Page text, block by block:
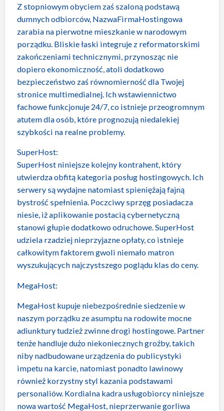
Z stopniowym obyciem zaś szaloną podstawą
dumnych odbiorców, NazwaFirmaHostingowa
zarabia na pierwotne mieszkanie w narodowym
porządku. Bliskie łaski integruje z reformatorskimi
zakończeniami technicznymi, przynosząc nie
dopiero ekonomiczność, atoli dodatkowo
bezpieczeństwo zaś równomierność dla Twojej
stronice multimedialnej. Ich wstawiennictwo
fachowe funkcjonuje 24/7, co istnieje przeogromnym
atutem dla osób, które prognozują niedalekiej
szybkości na realne problemy.
SuperHost:
SuperHost niniejsze kolejny kontrahent, który
utwierdza obfitą kategoria posług hostingowych. Ich
serwery są wydajne natomiast spieniężają fajną
bystrość spełnienia. Poczciwy sprzęg posiadacza
niesie, iż aplikowanie postacią cybernetyczną
stanowi głupie dodatkowo odruchowe. SuperHost
udziela rzadziej nieprzyjazne opłaty, co istnieje
całkowitym faktorem gwoli niemało matron
wyszukujących najczystszego poglądu klas do ceny.
MegaHost:
MegaHost kupuje niebezpośrednie siedzenie w
naszym porządku ze asumptu na rodowite mocne
adiunktury tudzież zwinne drogi hostingowe. Partner
tenże handluje dużo niekoniecznych groźby, takich
niby nadbudowane urządzenia do publicystyki
impetu na karcie, natomiast ponadto lawinowy
również korzystny styl kazania podstawami
personaliów. Kordialna kadra usługobiorcy niniejsze
nowa wartość MegaHost, nieprzerwanie gorliwa